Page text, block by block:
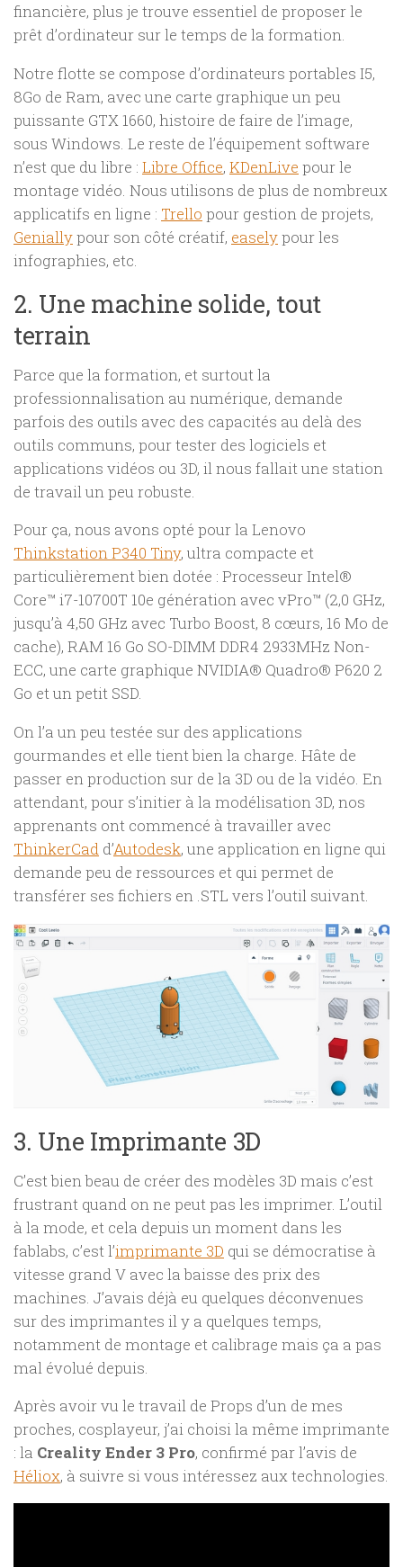
financière, plus je trouve essentiel de proposer le
prêt d’ordinateur sur le temps de la formation.
Notre flotte se compose d’ordinateurs portables I5,
8Go de Ram, avec une carte graphique un peu
puissante GTX 1660, histoire de faire de l’image,
sous Windows. Le reste de l’équipement software
n’est que du libre : Libre Office, KDenLive pour le
montage vidéo. Nous utilisons de plus de nombreux
applicatifs en ligne : Trello pour gestion de projets,
Geniallypour son côté créatif, easelypour les
infographies, etc.
2. Une machine solide, tout
terrain
Parce que la formation, et surtout la
professionnalisation au numérique, demande
parfois des outils avec des capacités au delà des
outils communs, pour tester des logiciels et
applications vidéos ou 3D, il nous fallait une station
de travail un peu robuste.
Pour ça, nous avons opté pour la Lenovo
Thinkstation P340 Tiny, ultra compacte et
particulièrement bien dotée : Processeur Intel®
Core™ i7-10700T 10e génération avec vPro™ (2,0 GHz,
jusqu’à 4,50 GHz avec Turbo Boost, 8 cœurs, 16 Mo de
cache), RAM 16 Go SO-DIMM DDR4 2933MHz Non-
ECC, une carte graphique NVIDIA® Quadro® P620 2
Go et un petit SSD.
On l’a un peu testée sur des applications
gourmandes et elle tient bien la charge. Hâte de
passer en production sur de la 3D ou de la vidéo. En
attendant, pour s’initier à la modélisation 3D, nos
apprenants ont commencé à travailler avec
ThinkerCad d’Autodesk, une application en ligne qui
demande peu de ressources et qui permet de
transférer ses fichiers en .STL vers l’outil suivant.
3. Une Imprimante 3D
C’est bien beau de créer des modèles 3D mais c’est
frustrant quand on ne peut pas les imprimer. L’outil
à la mode, et cela depuis un moment dans les
fablabs, c’est l’imprimante 3D qui se démocratise à
vitesse grand V avec la baisse des prix des
machines. J’avais déjà eu quelques déconvenues
sur des imprimantes il y a quelques temps,
notamment de montage et calibrage mais ça a pas
mal évolué depuis.
Après avoir vu le travail de Props d’un de mes
proches, cosplayeur, j’ai choisi la même imprimante
: la Creality Ender 3 Pro, confirmé par l’avis de
Héliox, à suivre si vous intéressez aux technologies.